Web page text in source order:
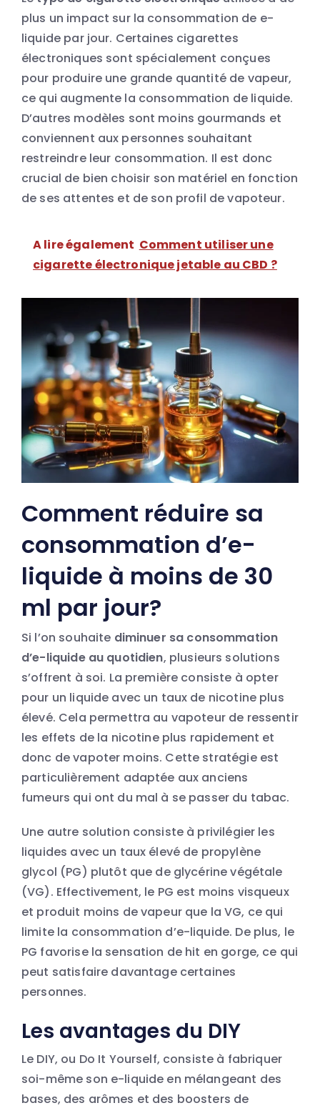
plus un impact sur la consommation de e-
liquide par jour. Certaines cigarettes
électroniques sont spécialement conçues
pour produire une grande quantité de vapeur,
ce qui augmente la consommation de liquide.
D’autres modèles sont moins gourmands et
conviennent aux personnes souhaitant
restreindre leur consommation. Il est donc
crucial de bien choisir son matériel en fonction
de ses attentes et de son profil de vapoteur.
A lire également Comment utiliser une
cigarette électronique jetable au CBD ?
Comment réduire sa
consommation d’e-
liquide à moins de 30
ml par jour?
Si l’on souhaite diminuer sa consommation
d’e-liquide au quotidien, plusieurs solutions
s’offrent à soi. La première consiste à opter
pour un liquide avec un taux de nicotine plus
élevé. Cela permettra au vapoteur de ressentir
les effets de la nicotine plus rapidement et
donc de vapoter moins. Cette stratégie est
particulièrement adaptée aux anciens
fumeurs qui ont du mal à se passer du tabac.
Une autre solution consiste à privilégier les
liquides avec un taux élevé de propylène
glycol (PG) plutôt que de glycérine végétale
(VG). Effectivement, le PG est moins visqueux
et produit moins de vapeur que la VG, ce qui
limite la consommation d’e-liquide. De plus, le
PG favorise la sensation de hit en gorge, ce qui
peut satisfaire davantage certaines
personnes.
Les avantages du DIY
Le DIY, ou Do It Yourself, consiste à fabriquer
soi-même son e-liquide en mélangeant des
bases, des arômes et des boosters de